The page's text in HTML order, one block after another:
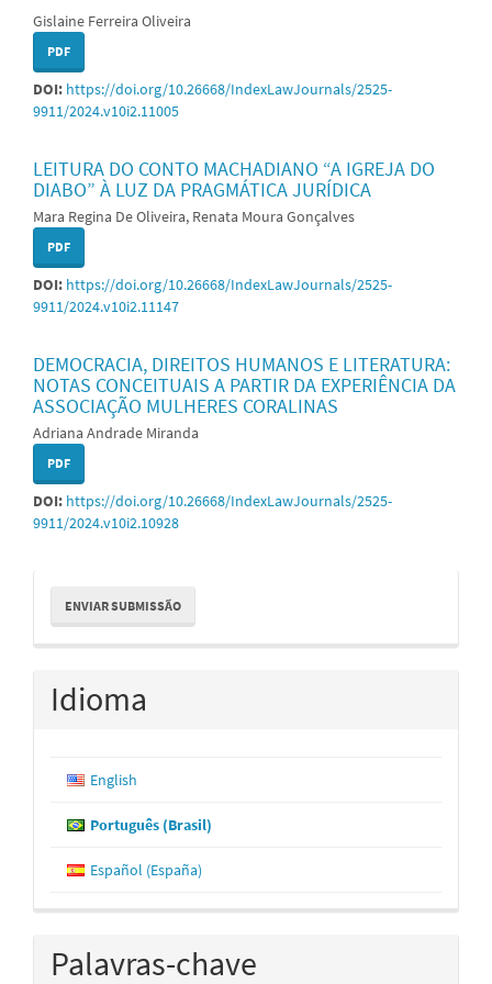
Gislaine Ferreira Oliveira
PDF
DOI: https://doi.org/10.26668/IndexLawJournals/2525-
9911/2024.v10i2.11005
LEITURA DO CONTO MACHADIANO “A IGREJA DO
DIABO” À LUZ DA PRAGMÁTICA JURÍDICA
Mara Regina De Oliveira, Renata Moura Gonçalves
PDF
DOI: https://doi.org/10.26668/IndexLawJournals/2525-
9911/2024.v10i2.11147
DEMOCRACIA, DIREITOS HUMANOS E LITERATURA:
NOTAS CONCEITUAIS A PARTIR DA EXPERIÊNCIA DA
ASSOCIAÇÃO MULHERES CORALINAS
Adriana Andrade Miranda
PDF
DOI: https://doi.org/10.26668/IndexLawJournals/2525-
9911/2024.v10i2.10928
Enviar
Submissão
ENVIAR SUBMISSÃO
Idioma
English
Português (Brasil)
Español (España)
Palavras-chave